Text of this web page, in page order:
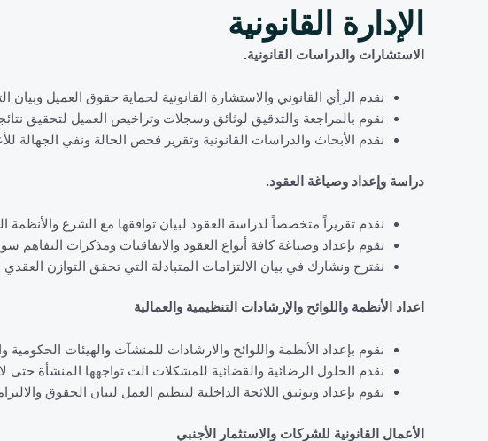
الإدارة القانونية
الاستشارات والدراسات القانونية.
نقدم الرأي القانوني والاستشارة القانونية لحماية حقوق العميل وبيان
نقوم بالمراجعة والتدقيق لوثائق وسجلات وتراخيص العميل لتحقيق
نقدم الأبحاث والدراسات القانونية وتقرير فحص الحالة ونفي الجهالة
دراسة وإعداد وصياغة العقود.
نقدم تقريراً متخصصاً لدراسة العقود لبيان توافقها مع الشرع والأنظمة
نقوم بإعداد وصياغة كافة أنواع العقود والاتفاقيات ومذكرات التفاهم
نقترح ونشارك في بيان الالتزامات المتبادلة التي تحقق التوازن
اعداد الأنظمة واللوائح والإرشادات التنظيمية والعمالية
نقوم بإعداد الأنظمة واللوائح والارشادات للمنشآت والهيئات الحكومية
نقدم الحلول الرضائية والقضائية للمشكلات الت تواجهها المنشأة حتى
نقوم بإعداد وتوثيق اللائحة الداخلية لتنظيم العمل لبيان الحقوق
الأعمال القانونية للشركات والاستثمار الأجنبي